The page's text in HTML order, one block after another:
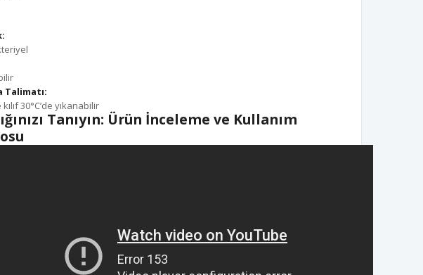
Talimatı:
30°C’de yıkanabilir
Tanıyın: Ürün İnceleme ve Kullanım